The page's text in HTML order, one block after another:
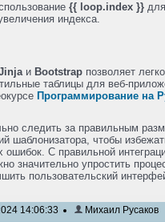
{{ loop.index }} для
индекса.
и Bootstrap позволяет
таблицы для веб-
Программирование на
следить за правильным
шаблонизатора, чтобы
ошибок. С правильной
значительно упростить
пользовательский
14:06:33 Михаил Русаков